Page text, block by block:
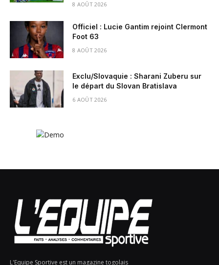
8 AOÛT 2026
Officiel : Lucie Gantim rejoint Clermont
Foot 63
8 AOÛT 2026
Exclu/Slovaquie : Sharani Zuberu sur
le départ du Slovan Bratislava
6 AOÛT 2026
L'Equipe Sportive est un magazine togolais